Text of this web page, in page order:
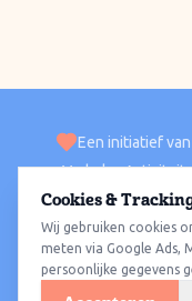
Een initiatief
Verhalen
Alle wijkenAlmere
Almere HoutAlmere
Cookies &
Wij gebruiken cookies
meten via Google Ads,
persoonlijke gegevens